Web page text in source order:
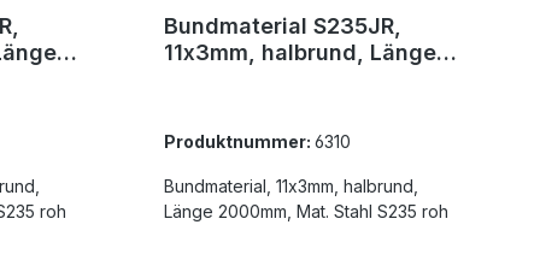
roh
Bundmaterial S235JR,
11x3mm, halbrund, Länge
Produktnummer:6310
Bundmaterial, 11x3mm, halbrund,
Länge 2000mm, Mat. Stahl S235 roh